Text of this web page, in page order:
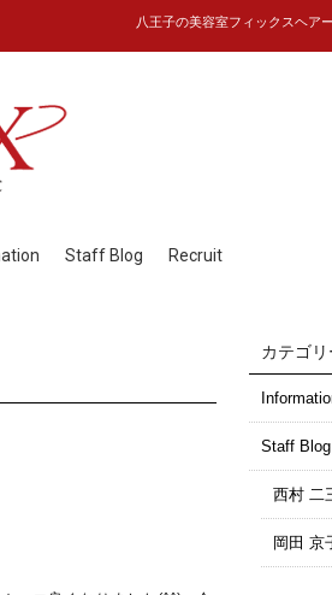
八王子の美容室フィックスヘア
Staff Blog Recruit
カテゴリ
Staff Blog
西村 二
岡田 京